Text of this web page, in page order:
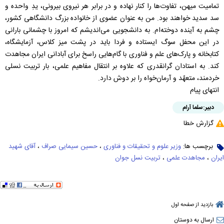
تمامیت میهن، تفاوت‌ها را کنار نهاده و در برابر هر نیروی بیرونی، یدِ واحده و
سد سدید خواهند بود. من به عنوان عضوی از خانواده بزرگ دانشگاهی کشور،
چشم به ‌آینده دوخته‌ام. به دانشجویی می‌اندیشم که امروز با چشمانی بارانی
در این محفل سوگ ایستاده و فردا باید در پشت میز کلاس، آزمایشگاه،
کتابخانه و پارک‌های علم و فناوری با گام‌هایی راسخ برای آبادانی ایران مجاهدت
کند. به استادان گرانقدری که علاوه‌ بر انتقال مفاهیم علمی، بار تربیت نسلی
خردمند، متعهّد و آرمان‌خواه را بر دوش دارد.
انتهای پیام
دبیر:سلما آرام
گزارش خطا
برچسب ها: وزیر علوم و تحقیقات و فناوری ، حسین سیمایی صراف ، آقای شهید
ایران ، مجاهدت علمی ، تربیت نسل جوان
بازدید از صفحه اول
ارسال به دوستان